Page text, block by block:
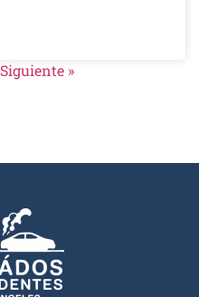
Siguiente »